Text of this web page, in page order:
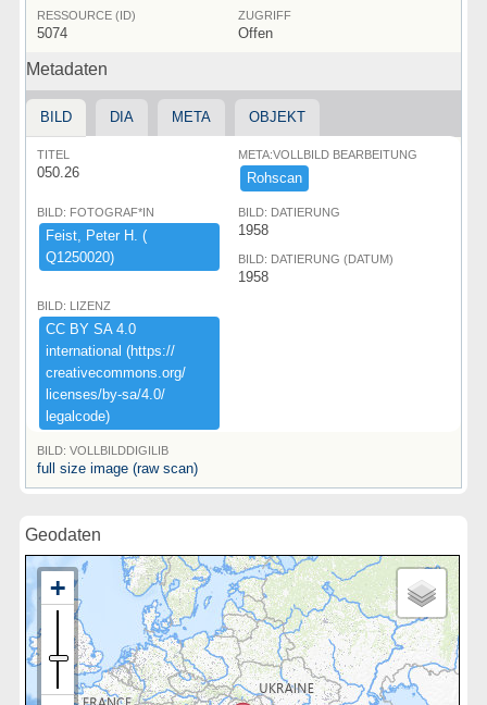
RESSOURCE (ID)
5074
ZUGRIFF
Offen
Metadaten
BILD DIA META OBJEKT
TITEL
050.26
META:VOLLBILD BEARBEITUNG
Rohscan
BILD: FOTOGRAF*IN
Feist,​ ​Peter ​H.​ ​(​
Q1250020)​
BILD: DATIERUNG
1958
BILD: DATIERUNG (DATUM)
1958
BILD: LIZENZ
CC ​BY ​SA ​4.​0 ​
international ​(​https:​/​/​
creativecommons.​org/​
licenses/​by-​sa/​4.​0/​
legalcode)​
BILD: VOLLBILDDIGILIB
full size image (raw scan)
Geodaten